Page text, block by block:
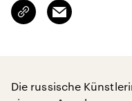
Link
kopieren/teilen
Email
Die russische